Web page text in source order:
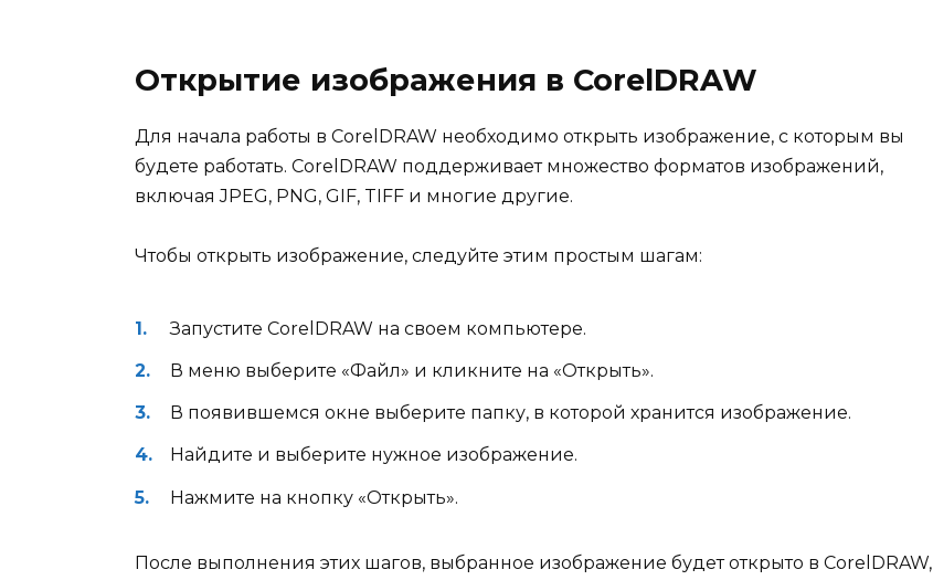
Открытие изображения в CorelDRAW
Для начала работы в CorelDRAW необходимо открыть изображение, с которым вы
будете работать. CorelDRAW поддерживает множество форматов изображений,
включая JPEG, PNG, GIF, TIFF и многие другие.
Чтобы открыть изображение, следуйте этим простым шагам:
Запустите CorelDRAW на своем компьютере.
В меню выберите «Файл» и кликните на «Открыть».
В появившемся окне выберите папку, в которой хранится изображение.
Найдите и выберите нужное изображение.
Нажмите на кнопку «Открыть».
После выполнения этих шагов, выбранное изображение будет открыто в CorelDRAW,